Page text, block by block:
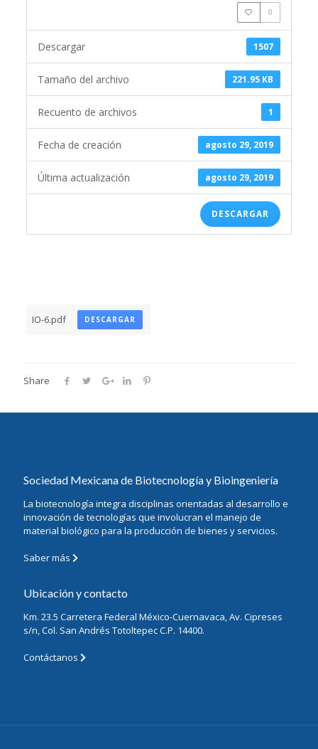
0
1507
Descargar
221.95 KB
Tamaño del archivo
1
Recuento de archivos
agosto 29, 2019
Fecha de creación
agosto 29, 2019
Última actualización
DESCARGAR
IO-6.pdf DESCARGAR
Share
Sociedad Mexicana de Biotecnología y Bioingeniería
La biotecnología integra disciplinas orientadas al desarrollo e
innovación de tecnologías que involucran el manejo de
material biológico para la producción de bienes y servicios.
Saber más
Ubicación y contacto
Km. 23.5 Carretera Federal México-Cuernavaca, Av. Cipreses
s/n, Col. San Andrés Totoltepec C.P. 14400.
Contáctanos